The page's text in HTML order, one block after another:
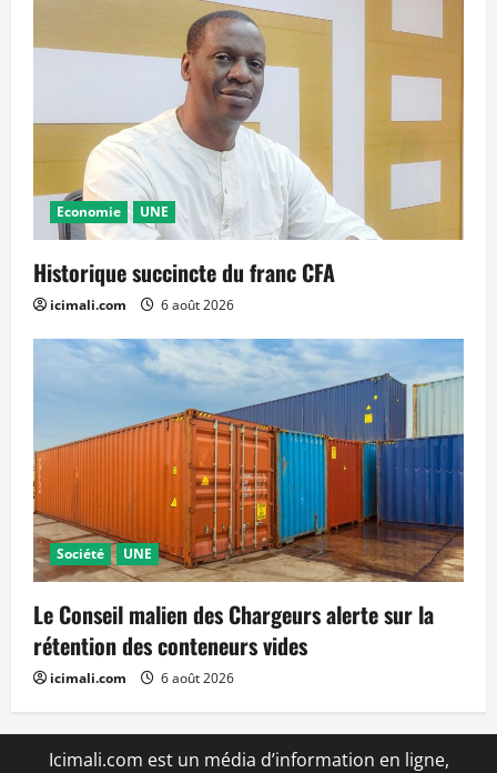
Economie UNE
Historique succincte du franc CFA
icimali.com 6 août 2026
Société UNE
Le Conseil malien des Chargeurs alerte sur la
rétention des conteneurs vides
icimali.com 6 août 2026
Icimali.com est un média d’information en ligne,